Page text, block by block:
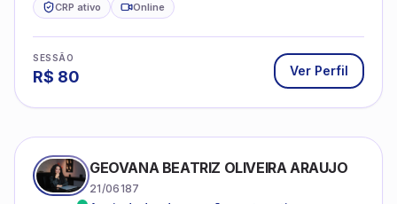
CRP ativo Online
SESSÃO
R$ 80 Ver Perfil
GEOVANA BEATRIZ OLIVEIRA ARAUJO
21/06187